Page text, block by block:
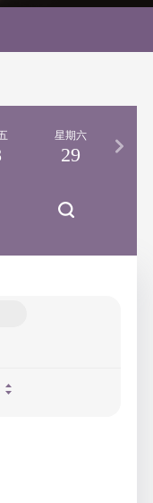
星期六
29